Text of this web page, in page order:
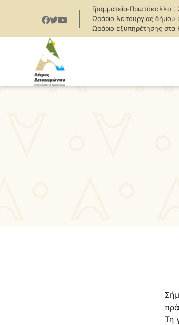
Γραμματεία-Πρωτόκολλο
Ωράριο λειτουργίας
Ωράριο εξυπηρέτησης
Τη